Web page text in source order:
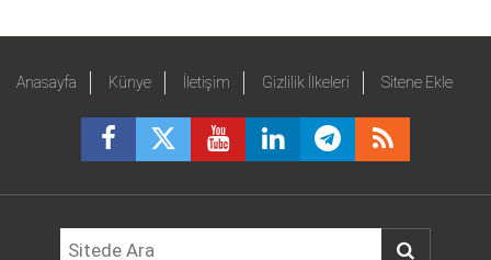
Anasayfa Künye İletişim Gizlilik İlkeleri Sitene Ekle